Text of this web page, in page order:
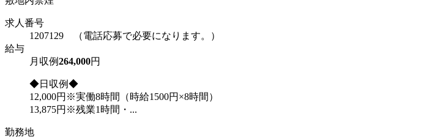
求人番号
1207129 （電話応募で必要になります。）
給与
月収例264,000円
◆日収例◆
12,000円※実働8時間（時給1500円×8時間）
13,875円※残業1時間・...
勤務地